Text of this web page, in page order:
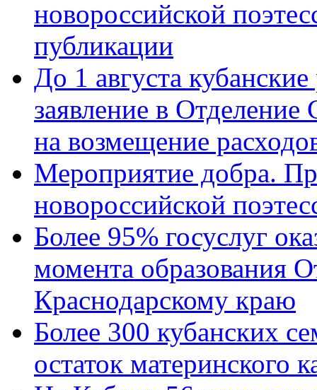
новороссийской
публикации
До 1 августа
заявление в
на возмещение
Мероприятие добра.
новороссийской
Более 95% госуслуг
момента образования
Краснодарскому краю
Более 300 кубанских
остаток материнского